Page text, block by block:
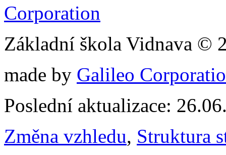
Základní škola Vidnava ©
made by Galileo
Poslední aktualizace:
Změna vzhledu, Struktura